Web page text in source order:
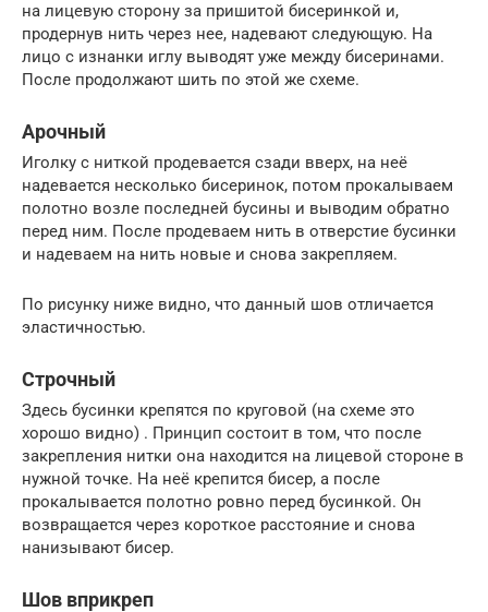
на лицевую сторону за пришитой бисеринкой и,
продернув нить через нее, надевают следующую. На
лицо с изнанки иглу выводят уже между бисеринами.
После продолжают шить по этой же схеме.
Арочный
Иголку с ниткой продевается сзади вверх, на неё
надевается несколько бисеринок, потом прокалываем
полотно возле последней бусины и выводим обратно
перед ним. После продеваем нить в отверстие бусинки
и надеваем на нить новые и снова закрепляем.
По рисунку ниже видно, что данный шов отличается
эластичностью.
Строчный
Здесь бусинки крепятся по круговой (на схеме это
хорошо видно) . Принцип состоит в том, что после
закрепления нитки она находится на лицевой стороне в
нужной точке. На неё крепится бисер, а после
прокалывается полотно ровно перед бусинкой. Он
возвращается через короткое расстояние и снова
нанизывают бисер.
Шов вприкреп